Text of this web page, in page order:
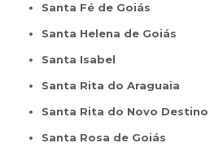
Santa Fé de Goiás
Santa Helena de Goiás
Santa Isabel
Santa Rita do Araguaia
Santa Rita do Novo Destino
Santa Rosa de Goiás